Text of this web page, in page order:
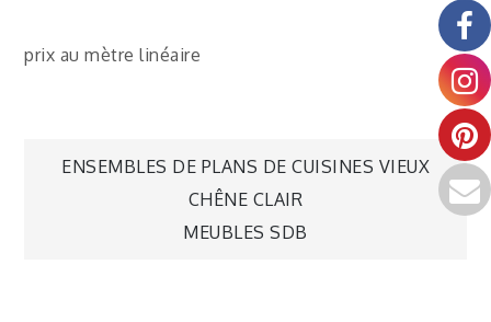
prix au mètre linéaire
ENSEMBLES DE PLANS DE CUISINES VIEUX
CHÊNE CLAIR
MEUBLES SDB